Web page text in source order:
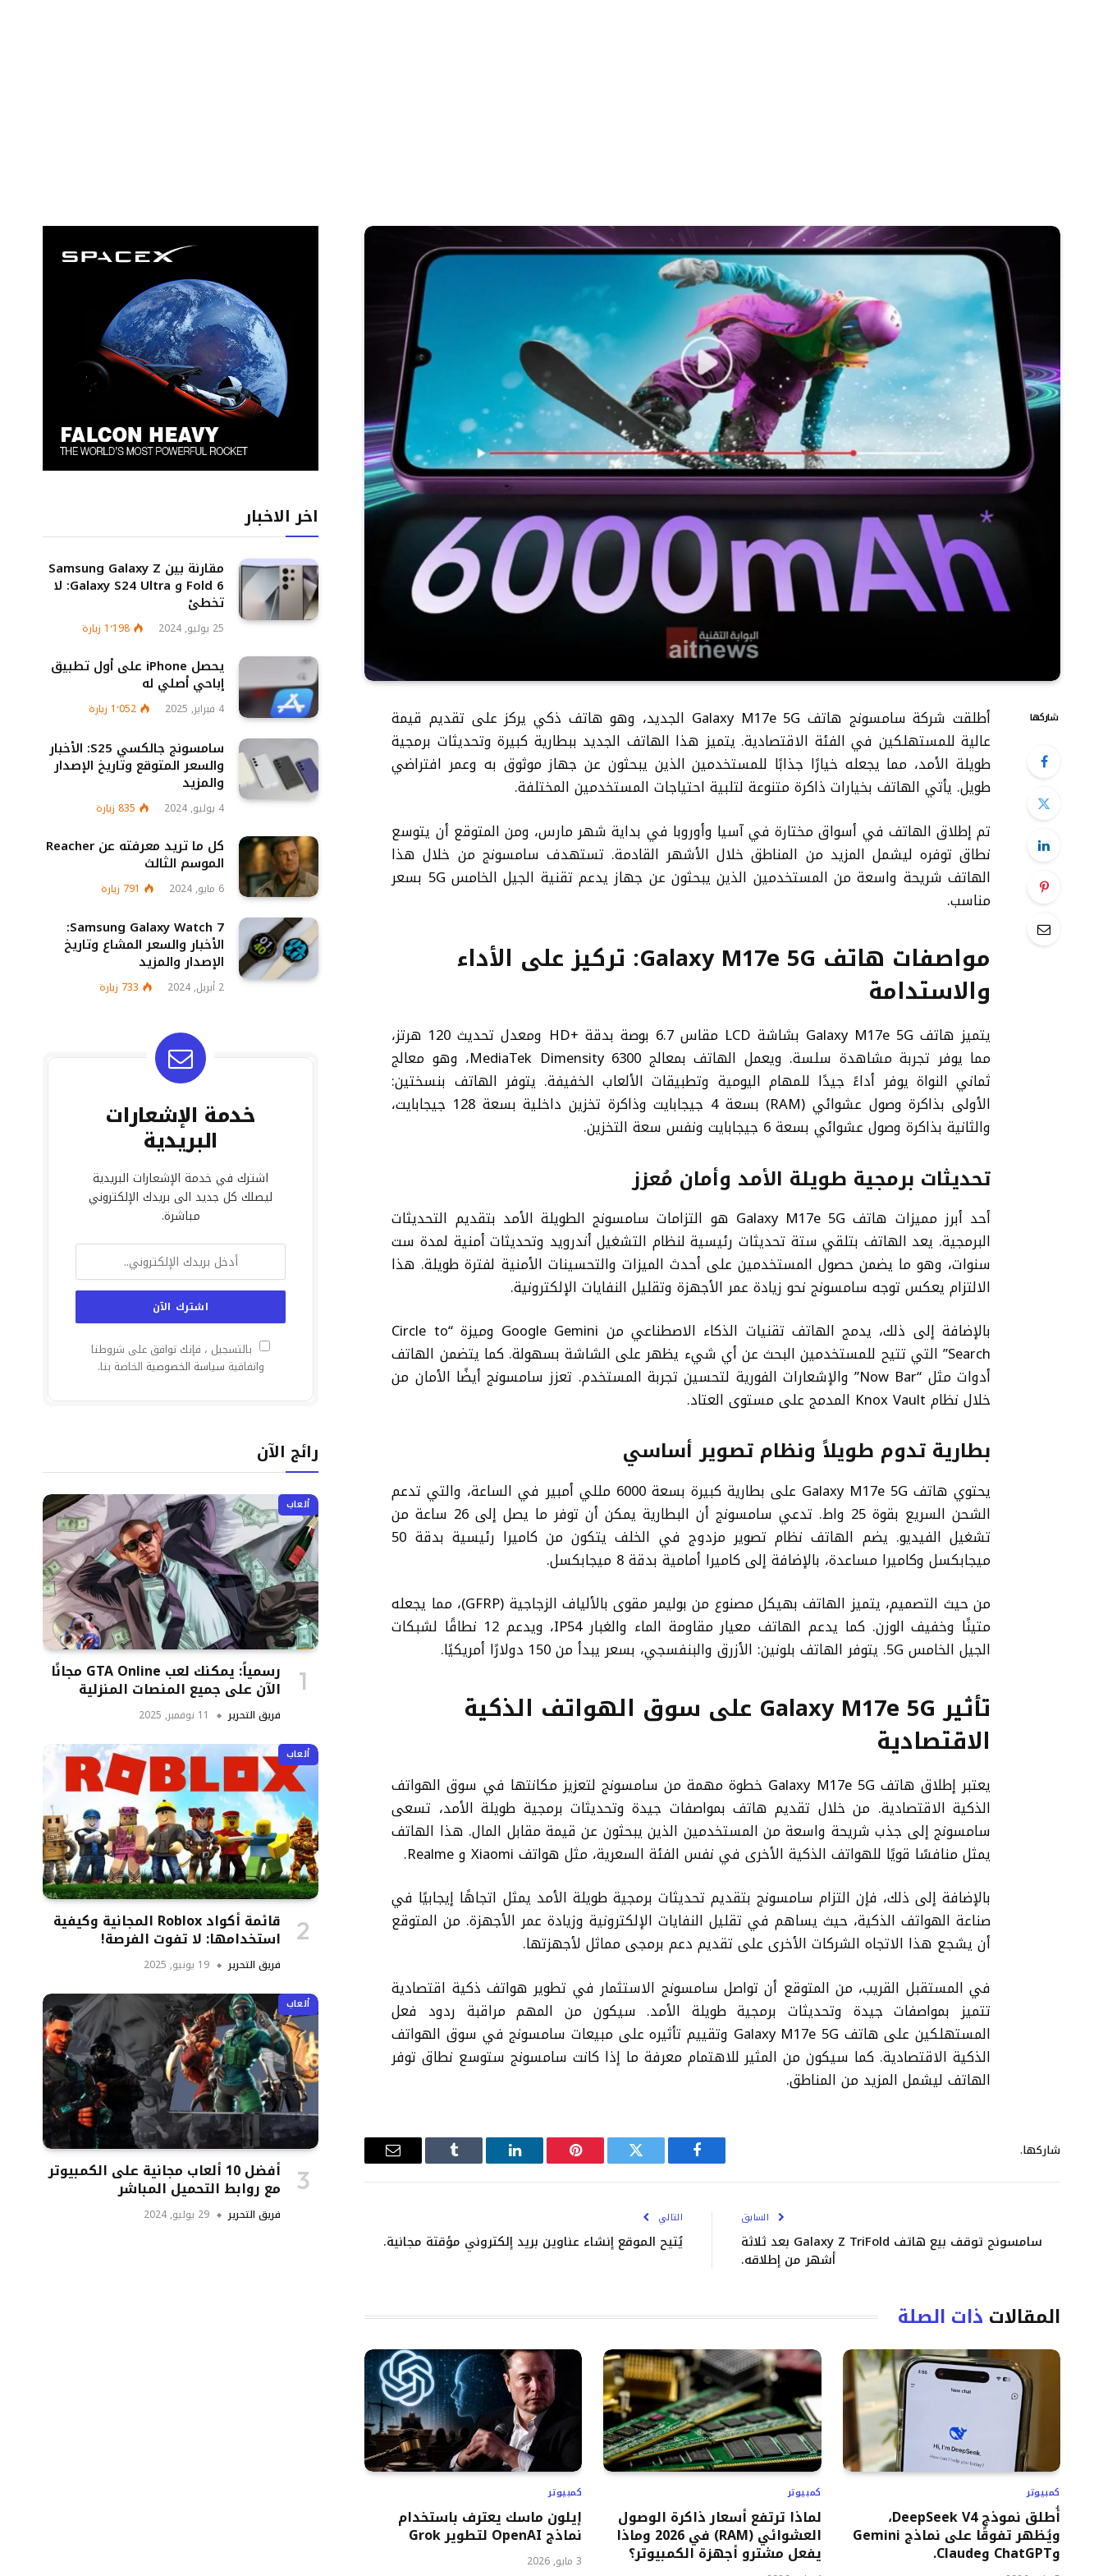
شاركها
أطلقت شركة سامسونج هاتف Galaxy M17e 5G الجديد، وهو هاتف ذكي يركز على تقديم قيمة
عالية للمستهلكين في الفئة الاقتصادية. يتميز هذا الهاتف الجديد ببطارية كبيرة وتحديثات برمجية
طويلة الأمد، مما يجعله خيارًا جذابًا للمستخدمين الذين يبحثون عن جهاز موثوق به وعمر افتراضي
طويل. يأتي الهاتف بخيارات ذاكرة متنوعة لتلبية احتياجات المستخدمين المختلفة.
تم إطلاق الهاتف في أسواق مختارة في آسيا وأوروبا في بداية شهر مارس، ومن المتوقع أن يتوسع
نطاق توفره ليشمل المزيد من المناطق خلال الأشهر القادمة. تستهدف سامسونج من خلال هذا
الهاتف شريحة واسعة من المستخدمين الذين يبحثون عن جهاز يدعم تقنية الجيل الخامس 5G بسعر
مناسب.
مواصفات هاتف Galaxy M17e 5G: تركيز على الأداء
والاستدامة
يتميز هاتف Galaxy M17e 5G بشاشة LCD مقاس 6.7 بوصة بدقة +HD ومعدل تحديث 120 هرتز،
مما يوفر تجربة مشاهدة سلسة. ويعمل الهاتف بمعالج MediaTek Dimensity 6300، وهو معالج
ثماني النواة يوفر أداءً جيدًا للمهام اليومية وتطبيقات الألعاب الخفيفة. يتوفر الهاتف بنسختين:
الأولى بذاكرة وصول عشوائي (RAM) بسعة 4 جيجابايت وذاكرة تخزين داخلية بسعة 128 جيجابايت،
والثانية بذاكرة وصول عشوائي بسعة 6 جيجابايت ونفس سعة التخزين.
تحديثات برمجية طويلة الأمد وأمان مُعزز
أحد أبرز مميزات هاتف Galaxy M17e 5G هو التزامات سامسونج الطويلة الأمد بتقديم التحديثات
البرمجية. يعد الهاتف بتلقي ستة تحديثات رئيسية لنظام التشغيل أندرويد وتحديثات أمنية لمدة ست
سنوات، وهو ما يضمن حصول المستخدمين على أحدث الميزات والتحسينات الأمنية لفترة طويلة. هذا
الالتزام يعكس توجه سامسونج نحو زيادة عمر الأجهزة وتقليل النفايات الإلكترونية.
بالإضافة إلى ذلك، يدمج الهاتف تقنيات الذكاء الاصطناعي من Google Gemini وميزة “Circle to
Search” التي تتيح للمستخدمين البحث عن أي شيء يظهر على الشاشة بسهولة. كما يتضمن الهاتف
أدوات مثل “Now Bar” والإشعارات الفورية لتحسين تجربة المستخدم. تعزز سامسونج أيضًا الأمان من
خلال نظام Knox Vault المدمج على مستوى العتاد.
بطارية تدوم طويلاً ونظام تصوير أساسي
يحتوي هاتف Galaxy M17e 5G على بطارية كبيرة بسعة 6000 مللي أمبير في الساعة، والتي تدعم
الشحن السريع بقوة 25 واط. تدعي سامسونج أن البطارية يمكن أن توفر ما يصل إلى 26 ساعة من
تشغيل الفيديو. يضم الهاتف نظام تصوير مزدوج في الخلف يتكون من كاميرا رئيسية بدقة 50
ميجابكسل وكاميرا مساعدة، بالإضافة إلى كاميرا أمامية بدقة 8 ميجابكسل.
من حيث التصميم، يتميز الهاتف بهيكل مصنوع من بوليمر مقوى بالألياف الزجاجية (GFRP)، مما يجعله
متينًا وخفيف الوزن. كما يدعم الهاتف معيار مقاومة الماء والغبار IP54، ويدعم 12 نطاقًا لشبكات
الجيل الخامس 5G. يتوفر الهاتف بلونين: الأزرق والبنفسجي، بسعر يبدأ من 150 دولارًا أمريكيًا.
تأثير Galaxy M17e 5G على سوق الهواتف الذكية
الاقتصادية
يعتبر إطلاق هاتف Galaxy M17e 5G خطوة مهمة من سامسونج لتعزيز مكانتها في سوق الهواتف
الذكية الاقتصادية. من خلال تقديم هاتف بمواصفات جيدة وتحديثات برمجية طويلة الأمد، تسعى
سامسونج إلى جذب شريحة واسعة من المستخدمين الذين يبحثون عن قيمة مقابل المال. هذا الهاتف
يمثل منافسًا قويًا للهواتف الذكية الأخرى في نفس الفئة السعرية، مثل هواتف Xiaomi و Realme.
بالإضافة إلى ذلك، فإن التزام سامسونج بتقديم تحديثات برمجية طويلة الأمد يمثل اتجاهًا إيجابيًا في
صناعة الهواتف الذكية، حيث يساهم في تقليل النفايات الإلكترونية وزيادة عمر الأجهزة. من المتوقع
أن يشجع هذا الاتجاه الشركات الأخرى على تقديم دعم برمجى مماثل لأجهزتها.
في المستقبل القريب، من المتوقع أن تواصل سامسونج الاستثمار في تطوير هواتف ذكية اقتصادية
تتميز بمواصفات جيدة وتحديثات برمجية طويلة الأمد. سيكون من المهم مراقبة ردود فعل
المستهلكين على هاتف Galaxy M17e 5G وتقييم تأثيره على مبيعات سامسونج في سوق الهواتف
الذكية الاقتصادية. كما سيكون من المثير للاهتمام معرفة ما إذا كانت سامسونج ستوسع نطاق توفر
الهاتف ليشمل المزيد من المناطق.
شاركها. فيسبوك تويتر بينتيريستلينكدإن Tumblr البريد
السابق
سامسونج توقف بيع هاتف Galaxy Z TriFold بعد ثلاثة
أشهر من إطلاقه.
التالي
يُتيح الموقع إنشاء عناوين بريد إلكتروني مؤقتة مجانية.
المقالات ذات الصلة
كمبيوتر
أُطلق نموذج DeepSeek V4،
ويُظهر تفوقًا على نماذج Gemini
وChatGPT وClaude.
كمبيوتر
لماذا ترتفع أسعار ذاكرة الوصول
العشوائي (RAM) في 2026 وماذا
يفعل مشترو أجهزة الكمبيوتر؟
كمبيوتر
إيلون ماسك يعترف باستخدام
نماذج OpenAI لتطوير Grok
3 مايو, 2026
اخر الاخبار
مقارنة بين Samsung Galaxy Z
Fold 6 و Galaxy S24 Ultra: لا
تخطئ
25 يوليو, 2024 1٬198 زيارة
يحصل iPhone على أول تطبيق
إباحي أصلي له
4 فبراير, 2025 1٬052 زيارة
سامسونج جالكسي S25: الأخبار
والسعر المتوقع وتاريخ الإصدار
والمزيد
4 يوليو, 2024 835 زيارة
كل ما تريد معرفته عن Reacher
الموسم الثالث
6 مايو, 2024 791 زيارة
Samsung Galaxy Watch 7:
الأخبار والسعر المشاع وتاريخ
الإصدار والمزيد
2 أبريل, 2024 733 زيارة
خدمة الإشعارات
البريدية
اشترك في خدمة الإشعارات البريدية
ليصلك كل جديد الى بريدك الإلكتروني
مباشرة.
بالتسجيل ، فإنك توافق على شروطنا
واتفاقية سياسة الخصوصية الخاصة بنا.
رائج الآن
ألعاب
رسمياً: يمكنك لعب GTA Online مجانًا
الآن على جميع المنصات المنزلية
فريق التحرير 11 نوفمبر, 2025
ألعاب
قائمة أكواد Roblox المجانية وكيفية
استخدامها: لا تفوت الفرصة!
فريق التحرير 19 يونيو, 2025
ألعاب
أفضل 10 ألعاب مجانية على الكمبيوتر
مع روابط التحميل المباشر
فريق التحرير 29 يوليو, 2024